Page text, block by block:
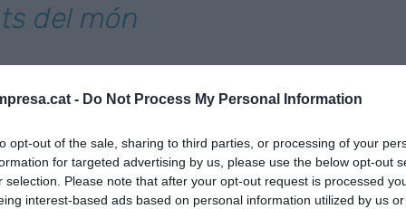
- Do Not Process My Personal Information
opt-out of the sale, sharing to third parties, or processing of your
for targeted advertising by us, please use the below opt-out
selection. Please note that after your opt-out request is processed
interest-based ads based on personal information utilized by us
del món
que compta amb 12 marques en més de
(el seu últim segell,Jarana, vol introduir la
Estats Units). A Espanya Yakumanka -olla
de l'aclamat xef i des de llavors és la referència
de la cuina andina. El restaurant que ha fet els
ipiscosoursvenuts des de la seva obertura.